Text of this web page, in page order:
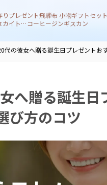
りプレゼント飛騨布 小物ギフトセッ
サヌカイト 風鈴コーヒージンギスカン
代の彼女へ贈る誕生日プレゼントお
へ贈る誕生日
び方のコツ